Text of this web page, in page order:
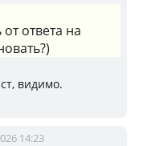
ответа на
видимо.
14:23